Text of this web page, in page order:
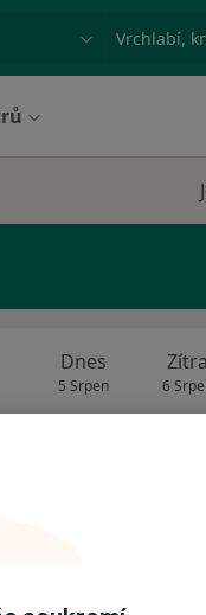
příjmení Město
Dnes
5 Srpen
Zítra
6